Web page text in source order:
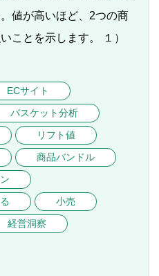
値が高いほど、2つの商
ことを示します。 １）
ECサイト
バスケット分析
リフト値
商品バンドル
小売
経営洞察